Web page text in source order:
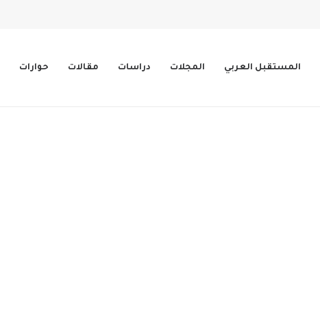
المستقبل العربي المجلات دراسات مقالات حوارات